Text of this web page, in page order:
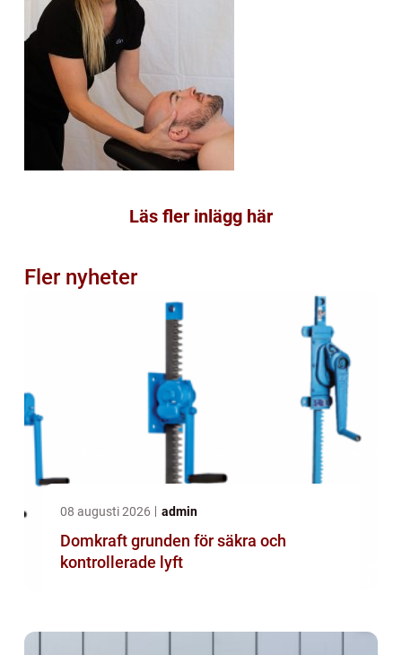
Läs fler inlägg här
Fler nyheter
08 augusti 2026 admin
Domkraft grunden för säkra och
kontrollerade lyft